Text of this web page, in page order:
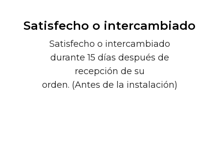
Satisfecho o intercambiado
Satisfecho o intercambiado
durante 15 días después de
recepción de su
orden. (Antes de la instalación)